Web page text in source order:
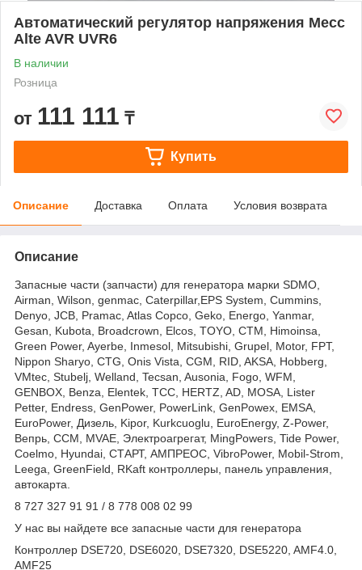
Автоматический регулятор напряжения Mecc
Alte AVR UVR6
В наличии
Розница
от 111 111 ₸
Купить
Описание Доставка Оплата Условия возврата
Описание
Запасные части (запчасти) для генератора марки SDMO,
Airman, Wilson, genmac, Caterpillar,EPS System, Cummins,
Denyo, JCB, Pramac, Atlas Copco, Geko, Energo, Yanmar,
Gesan, Kubota, Broadcrown, Elcos, TOYO, CTM, Himoinsa,
Green Power, Ayerbe, Inmesol, Mitsubishi, Grupel, Motor, FPT,
Nippon Sharyo, CTG, Onis Vista, CGM, RID, AKSA, Hobberg,
VMtec, Stubelj, Welland, Tecsan, Ausonia, Fogo, WFM,
GENBOX, Benza, Elentek, TCC, HERTZ, AD, MOSA, Lister
Petter, Endress, GenPower, PowerLink, GenPowex, EMSA,
EuroPower, Дизель, Kipor, Kurkcuoglu, EuroEnergy, Z-Power,
Вепрь, CCM, MVAE, Электроагрегат, MingPowers, Tide Power,
Coelmo, Hyundai, СТАРТ, АМПРЕОС, VibroPower, Mobil-Strom,
Leega, GreenField, RKaft контроллеры, панель управления,
автокарта.
8 727 327 91 91 / 8 778 008 02 99
У нас вы найдете все запасные части для генератора
Контроллер DSE720, DSE6020, DSE7320, DSE5220, AMF4.0,
AMF25